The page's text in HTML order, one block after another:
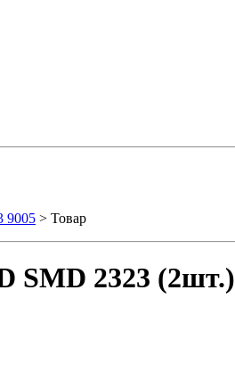
9005 > Товар
SMD 2323 (2шт.)